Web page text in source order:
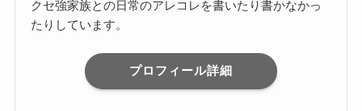
クセ強家族との日常のアレコレを書いたり書かなかっ
たりしています。
プロフィール詳細